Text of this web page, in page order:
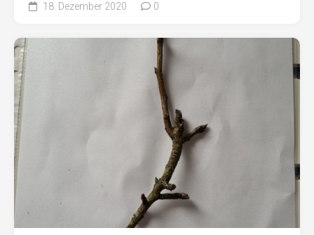
18. Dezember 2020 0